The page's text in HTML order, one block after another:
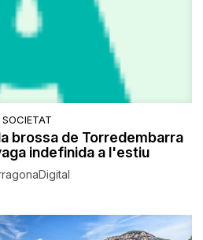
SOCIETAT
brossa de Torredembarra
indefinida a l'estiu